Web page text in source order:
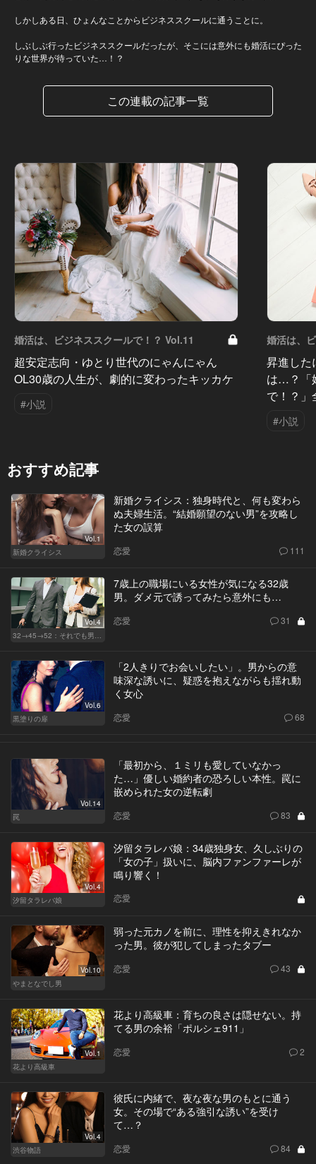
しかしある日、ひょんなことからビジネススクールに通うことに。
しぶしぶ行ったビジネススクールだったが、そこには意外にも婚活にぴった
りな世界が待っていた…！？
この連載の記事一覧
婚活は、ビジネススクールで！？ Vol.11
超安定志向・ゆとり世代のにゃんにゃん
OL30歳の人生が、劇的に変わったキッカケ
#小説
婚活は、
昇進した
は…？「
で！？」
#小説
おすすめ記事
Vol.1
新婚クライシス
新婚クライシス：独身時代と、何も変わら
ぬ夫婦生活。“結婚願望のない男”を攻略し
た女の誤算
恋愛 111
Vol.4
32→45→52：それでも男は完成しない。
7歳上の職場にいる女性が気になる32歳
男。ダメ元で誘ってみたら意外にも…
恋愛 31
Vol.6
黒塗りの扉
「2人きりでお会いしたい」。男からの意
味深な誘いに、疑惑を抱えながらも揺れ動
く女心
恋愛 68
Vol.14
罠
「最初から、１ミリも愛していなかっ
た…」優しい婚約者の恐ろしい本性。罠に
嵌められた女の逆転劇
恋愛 83
Vol.4
汐留タラレバ娘
汐留タラレバ娘：34歳独身女、久しぶりの
「女の子」扱いに、脳内ファンファーレが
鳴り響く！
恋愛
Vol.10
やまとなでし男
弱った元カノを前に、理性を抑えきれなか
った男。彼が犯してしまったタブー
恋愛 43
Vol.1
花より高級車
花より高級車：育ちの良さは隠せない。持
てる男の余裕「ポルシェ911」
恋愛 2
Vol.4
渋谷物語
彼氏に内緒で、夜な夜な男のもとに通う
女。その場で“ある強引な誘い”を受け
て…？
恋愛 84